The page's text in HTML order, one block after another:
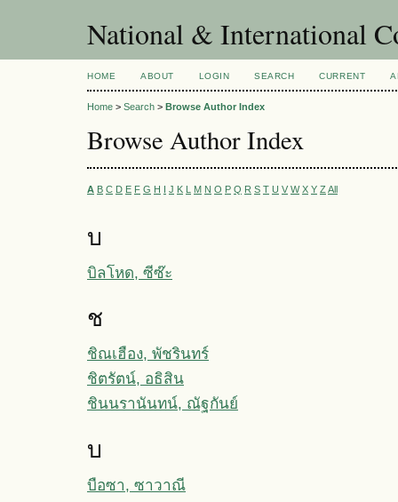
National & International
HOME ABOUT LOGIN SEARCH CURRENT
Home > Search > Browse Author Index
Browse Author Index
A B C D E F G H I J K L M N O P Q R S T U V W X Y Z All
บ
บิลโหด, ซีซ๊ะ
ช
ชิณเฮือง, พัชรินทร์
ชิตรัตน์, อธิสิน
ชินนรานันทน์, ณัฐกันย์
บ
บือซา, ซาวาณี